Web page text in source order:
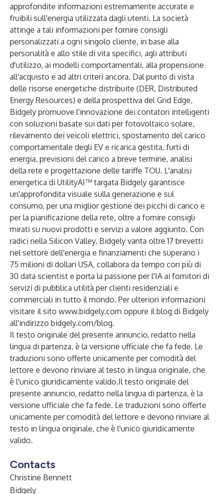
approfondite informazioni estremamente accurate e
fruibili sull'energia utilizzata dagli utenti. La società
attinge a tali informazioni per fornire consigli
personalizzati a ogni singolo cliente, in base alla
personalità e allo stile di vita specifici, agli attributi
d'utilizzo, ai modelli comportamentali, alla propensione
all'acquisto e ad altri criteri ancora. Dal punto di vista
delle risorse energetiche distribuite (DER, Distributed
Energy Resources) e della prospettiva del Grid Edge,
Bidgely promuove l'innovazione dei contatori intelligenti
con soluzioni basate sui dati per fotovoltaico solare,
rilevamento dei veicoli elettrici, spostamento del carico
comportamentale degli EV e ricarica gestita, furti di
energia, previsioni del carico a breve termine, analisi
della rete e progettazione delle tariffe TOU. L'analisi
energetica di UtilityAI™ targata Bidgely garantisce
un'approfondita visuale sulla generazione e sul
consumo, per una miglior gestione dei picchi di carico e
per la pianificazione della rete, oltre a fornire consigli
mirati su nuovi prodotti e servizi a valore aggiunto. Con
radici nella Silicon Valley, Bidgely vanta oltre 17 brevetti
nel settore dell'energia e finanziamenti che superano i
75 milioni di dollari USA, collabora da tempo con più di
30 data scientist e porta la passione per l'IA ai fornitori di
servizi di pubblica utilità per clienti residenziali e
commerciali in tutto il mondo. Per ulteriori informazioni
visitare il sito www.bidgely.com oppure il blog di Bidgely
all'indirizzo bidgely.com/blog.
Il testo originale del presente annuncio, redatto nella
lingua di partenza, è la versione ufficiale che fa fede. Le
traduzioni sono offerte unicamente per comodità del
lettore e devono rinviare al testo in lingua originale, che
è l'unico giuridicamente valido.Il testo originale del
presente annuncio, redatto nella lingua di partenza, è la
versione ufficiale che fa fede. Le traduzioni sono offerte
unicamente per comodità del lettore e devono rinviare al
testo in lingua originale, che è l'unico giuridicamente
valido.
Contacts
Christine Bennett
Bidgely